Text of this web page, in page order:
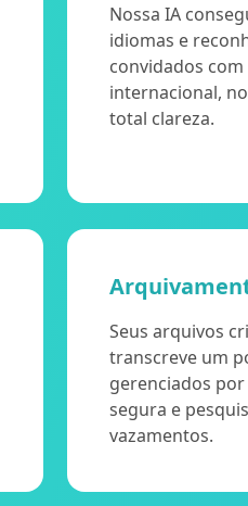
Nossa IA
idiomas e
convidados
internacional,
total clareza.
Seus arquivos
transcreve um
gerenciados
segura e
vazamentos.